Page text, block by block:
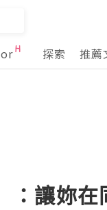
探索 推薦
：讓妳